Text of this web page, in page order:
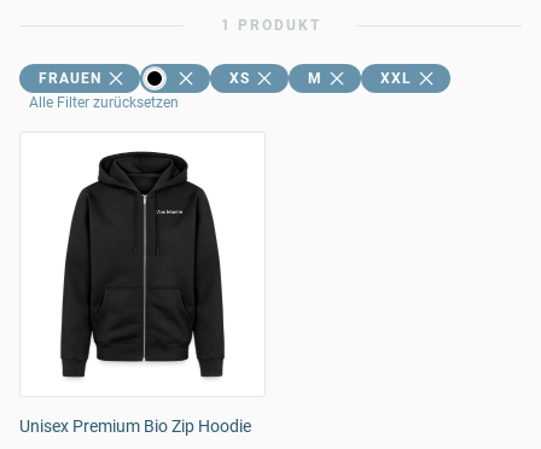
1 PRODUKT
FRAUEN XS M
XXL
Alle Filter zurücksetzen
Unisex Premium Bio Zip Hoodie